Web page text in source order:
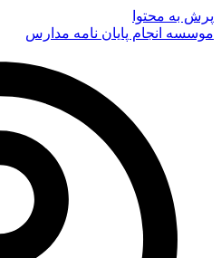
پرش به محتوا
موسسه انجام پایان نامه مدارس